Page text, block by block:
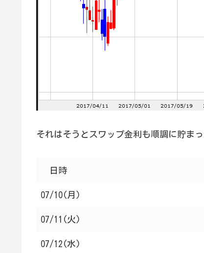
それはそうとスワップ金利も順調に貯まっ
日時
07/10(月)
07/11(火)
07/12(水)